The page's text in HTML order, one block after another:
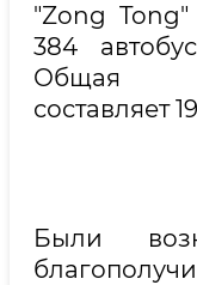
"Zong
384
Общая
составляет
Были